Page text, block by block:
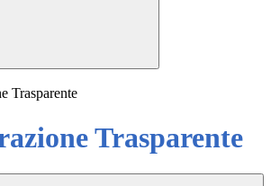
Trasparente
Trasparente